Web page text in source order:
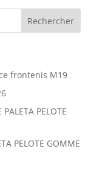
frontenis M19
PELOTE
PELOTE GOMME